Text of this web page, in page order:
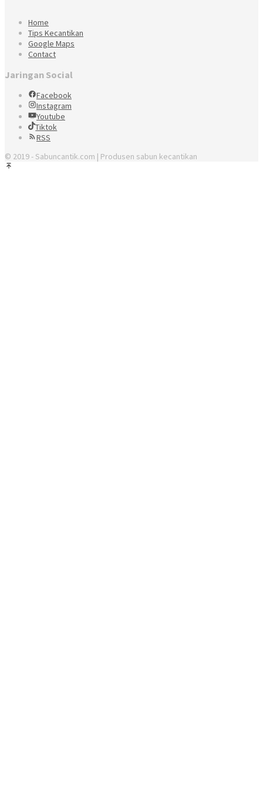
Home
Tips Kecantikan
Google Maps
Contact
Jaringan Social
Facebook
Instagram
Youtube
Tiktok
RSS
© 2019 - Sabuncantik.com | Produsen sabun kecantikan